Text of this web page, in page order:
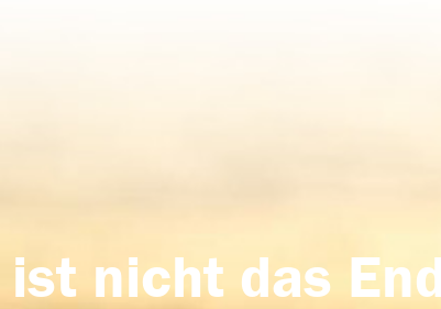
ist nicht das